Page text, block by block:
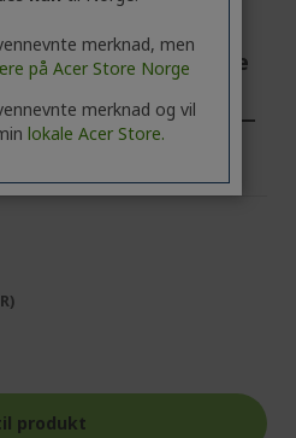
de beste tilbudene
EN BEDRIFTSKONTO
produkt
merknad, men
på Acer Store Norge
merknad og vil
lokale Acer Store.